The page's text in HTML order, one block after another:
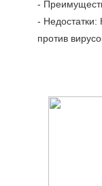
-
- Недостатки:
против